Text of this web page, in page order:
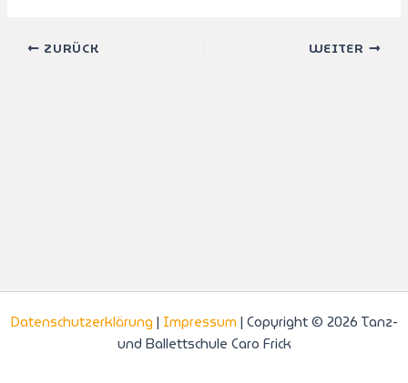
ZURÜCK WEITER
Datenschutzerklärung | Impressum | Copyright © 2026 Tanz-
und Ballettschule Caro Frick